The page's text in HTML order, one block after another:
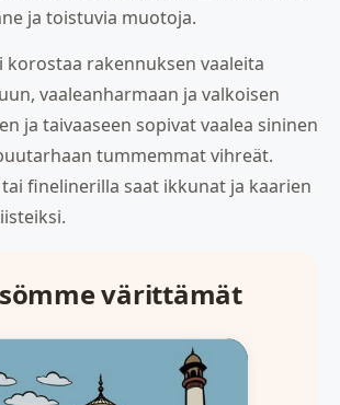
ja toistuvia muotoja.
korostaa rakennuksen vaaleita
vaaleanharmaan ja valkoisen
ja taivaaseen sopivat vaalea sininen
tummemmat vihreät.
finelinerilla saat ikkunat ja kaarien
värittämät